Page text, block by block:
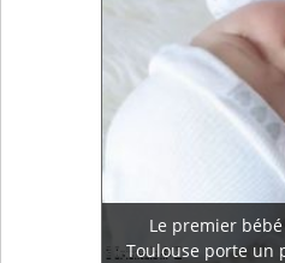
Le premier
Toulouse porte un